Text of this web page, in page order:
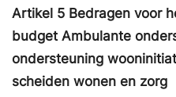
Artikel 5 Bedragen voor
budget Ambulante
ondersteuning
scheiden wonen en zorg